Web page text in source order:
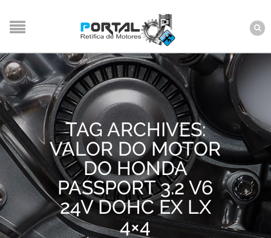
TAG ARCHIVES:
VALOR DO MOTOR
DO HONDA
PASSPORT 3.2 V6
24V DOHC EX LX
4×4